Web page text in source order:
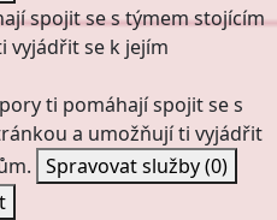
spojit se s týmem stojícím
vyjádřit se k jejím
ti pomáhají spojit se s
a umožňují ti vyjádřit
Spravovat služby(0)